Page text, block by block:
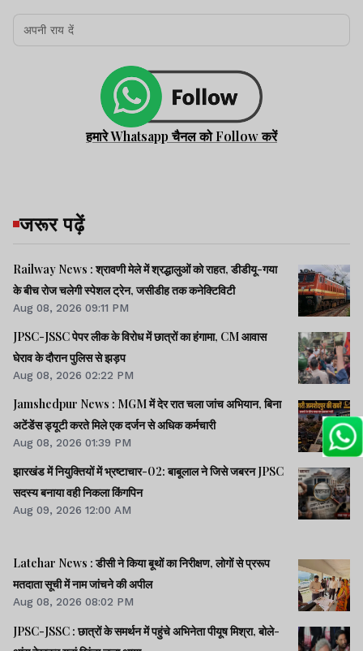
हमारे Whatsapp चैनल को Follow करें
जरूर पढ़ें
Railway News : श्रावणी मेले में श्रद्धालुओं को राहत, डीडीयू-गया
के बीच रोज चलेगी स्पेशल ट्रेन, जसीडीह तक कनेक्टिविटी
Aug 08, 2026 09:11 PM
JPSC-JSSC पेपर लीक के विरोध में छात्रों का हंगामा, CM आवास
घेराव के दौरान पुलिस से झड़प
Aug 08, 2026 02:22 PM
Jamshedpur News : MGM में देर रात चला जांच अभियान, बिना
अटेंडेंस ड्यूटी करते मिले एक दर्जन से अधिक कर्मचारी
Aug 08, 2026 01:39 PM
झारखंड में नियुक्तियों में भ्रष्टाचार-02: बाबूलाल ने जिसे जबरन JPSC
सदस्य बनाया वही निकला किंगपिन
Aug 09, 2026 12:00 AM
Latehar News : डीसी ने किया बूथों का निरीक्षण, लोगों से प्ररूप
मतदाता सूची में नाम जांचने की अपील
Aug 08, 2026 08:02 PM
JPSC-JSSC : छात्रों के समर्थन में पहुंचे अभिनेता पीयूष मिश्रा, बोले-